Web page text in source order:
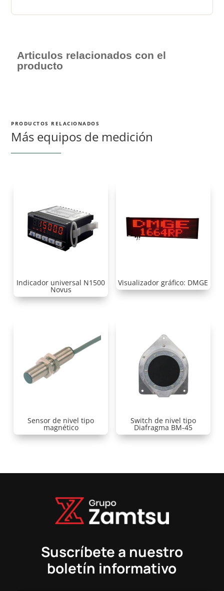
Articulos relacionados con el
producto
PRODUCTOS RELACIONADOS
Más equipos de medición
Indicador universal N1500
Novus
Visualizador gráfico: DMGE
Sensor de nivel tipo
magnético
Switch de nivel tipo
Diafragma BM-45
Suscríbete a nuestro
boletín informativo